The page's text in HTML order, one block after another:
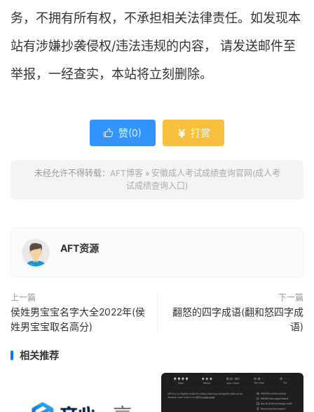
务，不拥有所有权，不承担相关法律责任。如发现本
站有涉嫌抄袭侵权/违法违规的内容， 请发送邮件至
举报，一经查实，本站将立刻删除。
 赞(0)  打赏
未经允许不得转载： AFT博客 » 安徽成人考试成绩查询官网(成人考
试成绩查询入口)
AFT资源
上一篇
侯姓男宝宝名字大全2022年(侯
姓男宝宝取名高分)
下一篇
翻怒的四字成语(翻和怒四字成
语)
相关推荐